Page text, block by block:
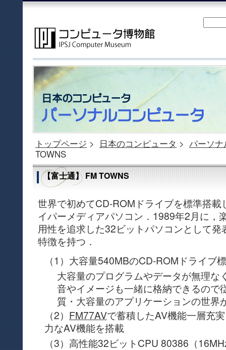
トップページ > 日本のコンピュータ > パーソ
TOWNS
【富士通】 FM TOWNS
世界で初めてCD-ROMドライブを標準搭
イパーメディアパソコン．1989年2月に，
用性を追求した32ビットパソコンとして
特徴を持つ．
（1）大容量540MBのCD-ROMドライブ
大容量のプログラムやデータが無理な
音やイメージも一緒に格納できるので
質・大容量のアプリケーションの世界
（2） FM77AVで蓄積したAV機能一層充
力なAV機能を搭載
（3）高性能32ビットCPU 80386（